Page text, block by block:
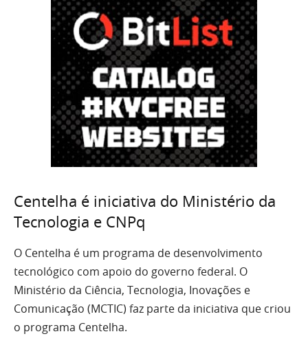
Centelha é iniciativa do Ministério da
Tecnologia e CNPq
O Centelha é um programa de desenvolvimento
tecnológico com apoio do governo federal. O
Ministério da Ciência, Tecnologia, Inovações e
Comunicação (MCTIC) faz parte da iniciativa que criou
o programa Centelha.